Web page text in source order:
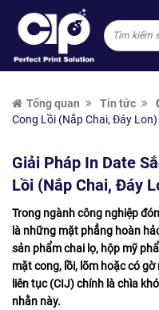
Tổng quan Tin tức
Cong Lồi (Nắp Chai, Đáy
Giải Pháp In Date
Lồi (Nắp Chai, Đáy
Trong ngành công nghiệp
là những mặt phẳng hoàn
sản phẩm chai lọ, hộp mỹ
mặt cong, lồi, lõm hoặc có
liên tục (CIJ) chính là chìa
nhằn này.